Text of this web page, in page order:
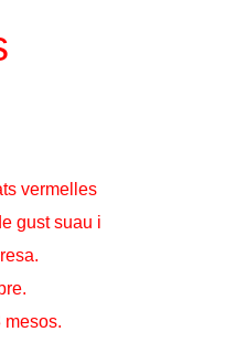
vermelles
gust suau i
mesos.